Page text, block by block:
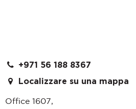
+971 56 188 8367
Localizzare su una mappa
Office 1607,